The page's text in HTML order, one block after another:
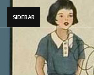
SIDEBAR